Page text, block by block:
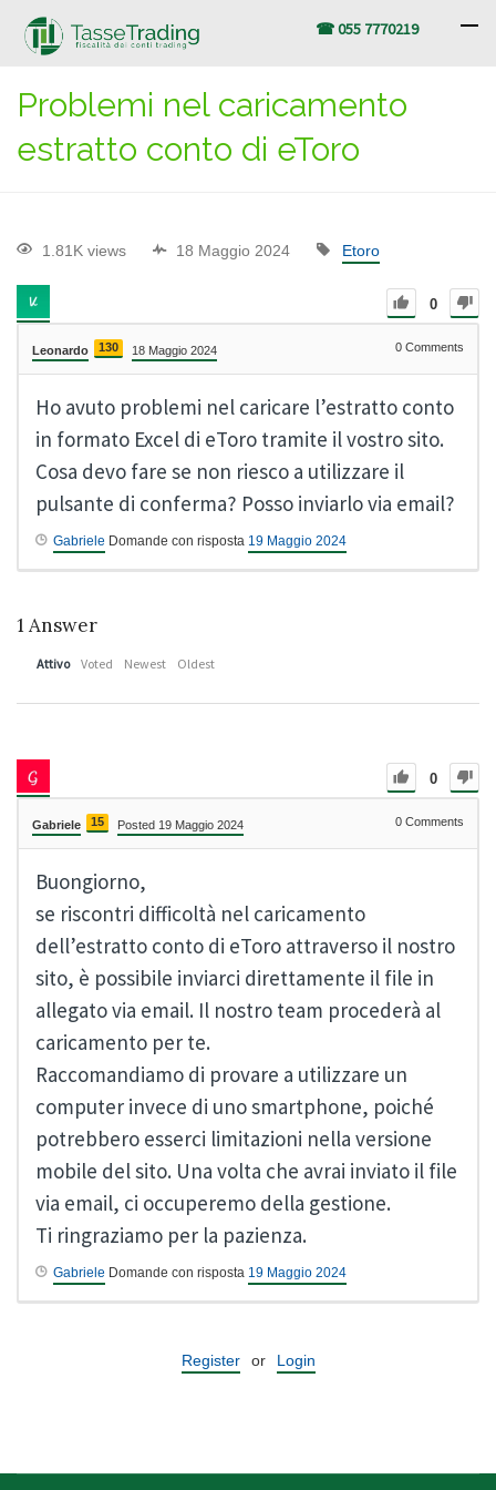
☎ 055 7770219
Problemi nel caricamento
estratto conto di eToro
1.81K views 18 Maggio 2024 Etoro
0
Leonardo 130 18 Maggio 2024 0 Comments
Ho avuto problemi nel caricare l’estratto conto
in formato Excel di eToro tramite il vostro sito.
Cosa devo fare se non riesco a utilizzare il
pulsante di conferma? Posso inviarlo via email?
Gabriele Domande con risposta 19 Maggio 2024
1 Answer
Attivo Voted Newest Oldest
0
Gabriele 15 Posted 19 Maggio 2024 0 Comments
Buongiorno,
se riscontri difficoltà nel caricamento
dell’estratto conto di eToro attraverso il nostro
sito, è possibile inviarci direttamente il file in
allegato via email. Il nostro team procederà al
caricamento per te.
Raccomandiamo di provare a utilizzare un
computer invece di uno smartphone, poiché
potrebbero esserci limitazioni nella versione
mobile del sito. Una volta che avrai inviato il file
via email, ci occuperemo della gestione.
Ti ringraziamo per la pazienza.
Gabriele Domande con risposta 19 Maggio 2024
Register or Login